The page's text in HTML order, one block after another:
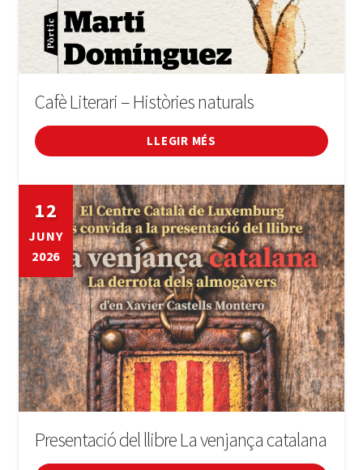
Cafè Literari – Històries naturals
LLEGIR MÉS
12
JUNY
2026
Presentació del llibre La venjança catalana